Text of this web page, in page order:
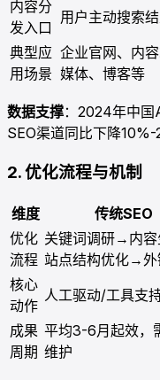
内容分
发入口
用户主动搜索
典型应
用场景
企业官网、内容
媒体、博客等
数据支撑：2024年中
SEO渠道同比下降
2. 优化流程与机制
维度 传统SEO
优化
流程
关键词调研→内
站点结构优化→外
核心
动作
人工驱动/工具支
成果
周期
平均3-6月起效，
维护